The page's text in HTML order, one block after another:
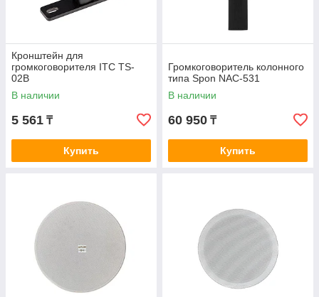
Кронштейн для
громкоговорителя ITC TS-
02B
В наличии
5 561 ₸
Купить
Громкоговоритель колонного
типа Spon NAC-531
В наличии
60 950 ₸
Купить